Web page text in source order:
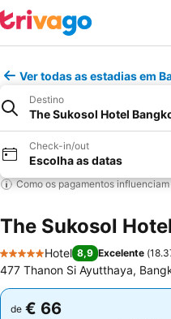
Ver todas as estadias em
Destino
The Sukosol Hotel
Check-in/out
Escolha as datas
Como os pagamentos
The Sukosol
5 Estrelas
Hotel 8,9 Excelente (
477 Thanon Si Ayutthaya,
de € 66
de € 66